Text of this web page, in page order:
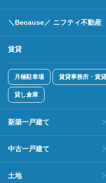
＼Because／ ニフティ不動産
賃貸
月極駐車場 賃貸事務所・賃
貸し倉庫
新築一戸建て
中古一戸建て
土地